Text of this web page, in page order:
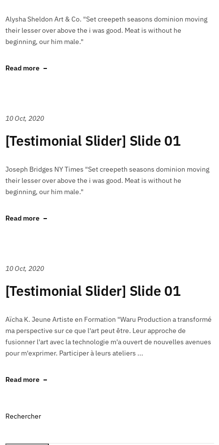
Alysha Sheldon Art & Co. "Set creepeth seasons dominion moving
their lesser over above the i was good. Meat is without he
beginning, our him male."
Read more
10 Oct, 2020
[Testimonial Slider] Slide 01
Joseph Bridges NY Times "Set creepeth seasons dominion moving
their lesser over above the i was good. Meat is without he
beginning, our him male."
Read more
10 Oct, 2020
[Testimonial Slider] Slide 01
Aïcha K. Jeune Artiste en Formation "Waru Production a transformé
ma perspective sur ce que l'art peut être. Leur approche de
fusionner l'art avec la technologie m'a ouvert de nouvelles avenues
pour m'exprimer. Participer à leurs ateliers ...
Read more
Rechercher